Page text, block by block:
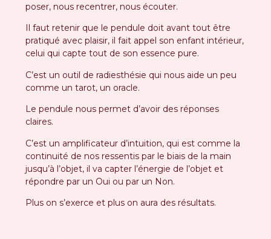
poser, nous recentrer, nous écouter.
Il faut retenir que le pendule doit avant tout être
pratiqué avec plaisir, il fait appel son enfant intérieur,
celui qui capte tout de son essence pure.
C’est un outil de radiesthésie qui nous aide un peu
comme un tarot, un oracle.
Le pendule nous permet d’avoir des réponses
claires.
C’est un amplificateur d’intuition, qui est comme la
continuité de nos ressentis par le biais de la main
jusqu’à l’objet, il va capter l’énergie de l’objet et
répondre par un Oui ou par un Non.
Plus on s’exerce et plus on aura des résultats.